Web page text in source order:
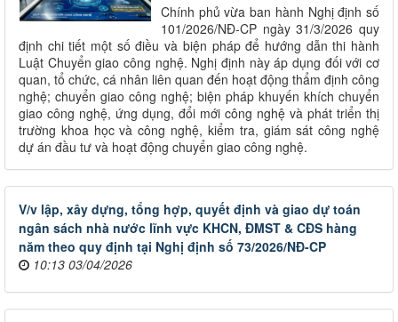
Chính phủ vừa ban hành Nghị định số
101/2026/NĐ-CP ngày 31/3/2026 quy
định chi tiết một số điều và biện pháp để hướng dẫn thi hành
Luật Chuyển giao công nghệ. Nghị định này áp dụng đối với cơ
quan, tổ chức, cá nhân liên quan đến hoạt động thẩm định công
nghệ; chuyển giao công nghệ; biện pháp khuyến khích chuyển
giao công nghệ, ứng dụng, đổi mới công nghệ và phát triển thị
trường khoa học và công nghệ, kiểm tra, giám sát công nghệ
dự án đầu tư và hoạt động chuyển giao công nghệ.
V/v lập, xây dựng, tổng hợp, quyết định và giao dự toán
ngân sách nhà nước lĩnh vực KHCN, ĐMST & CĐS hàng
năm theo quy định tại Nghị định số 73/2026/NĐ-CP
10:13 03/04/2026